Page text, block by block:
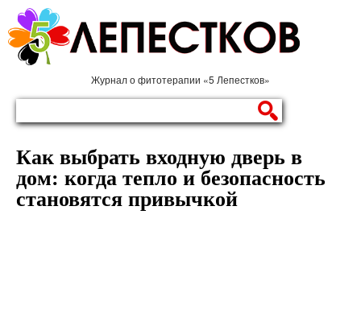
Журнал о фитотерапии «5 Лепестков»
Как выбрать входную дверь в
дом: когда тепло и безопасность
становятся привычкой